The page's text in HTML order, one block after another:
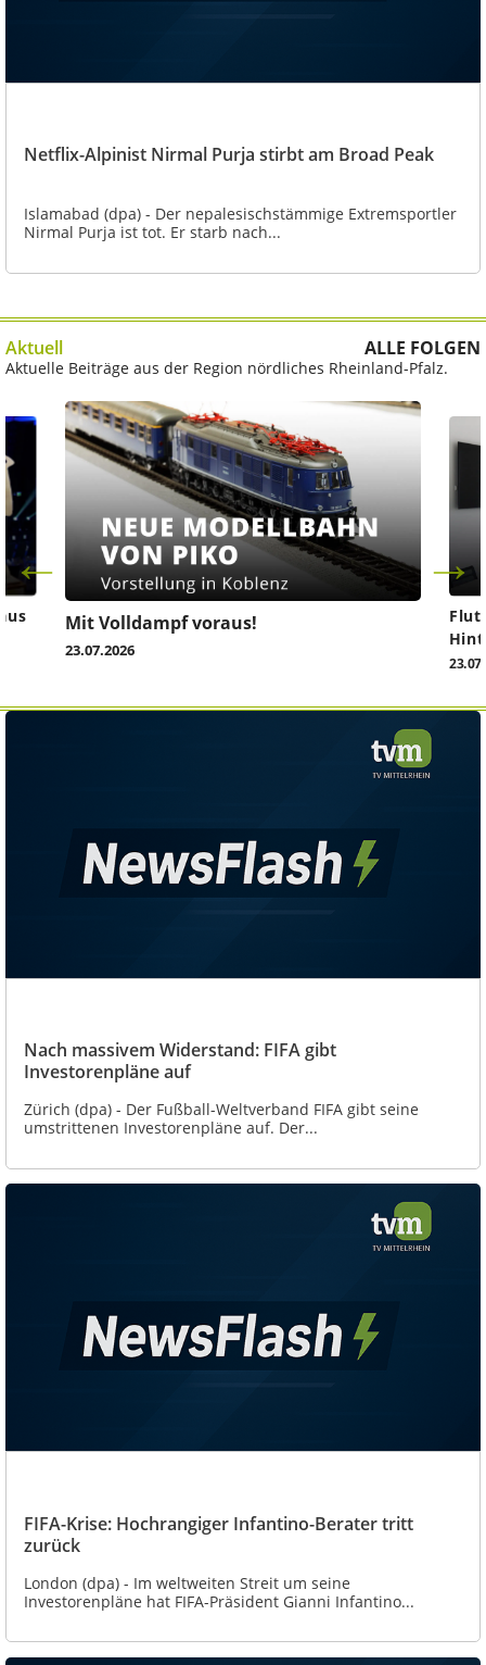
Netflix-Alpinist Nirmal Purja stirbt am Broad Peak
Islamabad (dpa) - Der nepalesischstämmige Extremsportler
Nirmal Purja ist tot. Er starb nach...
Aktuell ALLE FOLGEN
Aktuelle Beiträge aus der Region nördliches Rheinland-Pfalz.
Mit Volldampf voraus!
23.07.2026
Nach massivem Widerstand: FIFA gibt
Investorenpläne auf
Zürich (dpa) - Der Fußball-Weltverband FIFA gibt seine
umstrittenen Investorenpläne auf. Der...
FIFA-Krise: Hochrangiger Infantino-Berater tritt
zurück
London (dpa) - Im weltweiten Streit um seine
Investorenpläne hat FIFA-Präsident Gianni Infantino...